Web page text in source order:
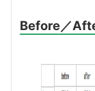
Before／